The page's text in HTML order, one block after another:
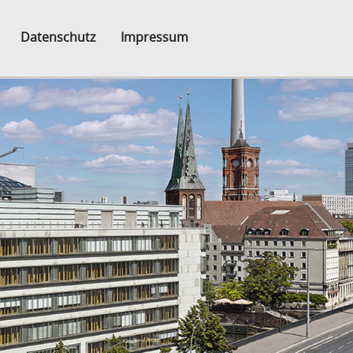
Datenschutz Impressum